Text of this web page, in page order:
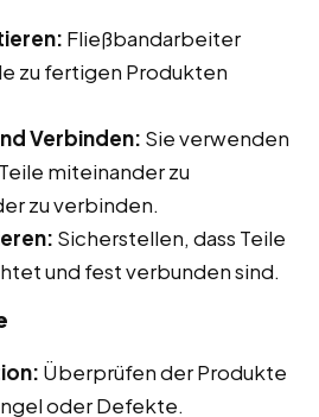
Fließbandarbeiter
zu fertigen Produkten
Verbinden: Sie verwenden
miteinander zu
zu verbinden.
Sicherstellen, dass Teile
und fest verbunden sind.
Überprüfen der Produkte
oder Defekte.